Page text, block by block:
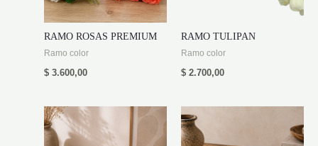
RAMO ROSAS PREMIUM
Ramo color
$ 3.600,00
RAMO TULIPAN
Ramo color
$ 2.700,00